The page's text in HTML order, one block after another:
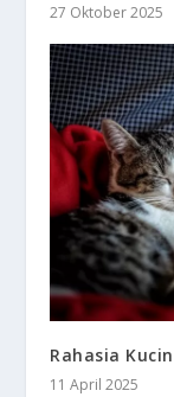
27 Oktober 2025
Rahasia
11 April 2025